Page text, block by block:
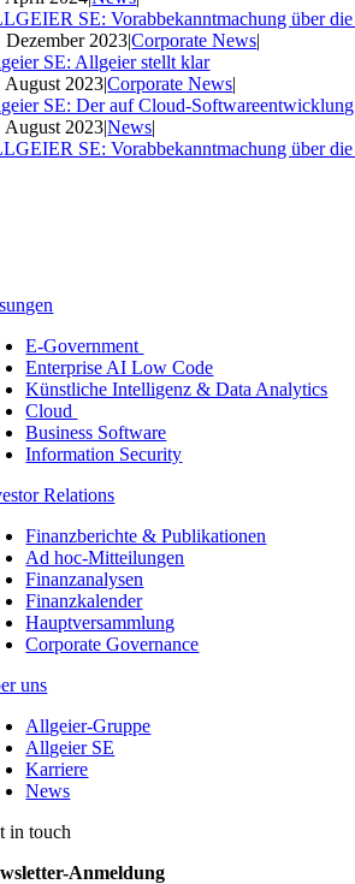
SE: Vorabbekanntmachung über
Dezember 2023|Corporate News|
SE: Allgeier stellt klar
August 2023|Corporate News|
SE: Der auf Cloud-
August 2023|News|
SE: Vorabbekanntmachung über
E-Government
Enterprise AI Low Code
Künstliche Intelligenz & Data Analytics
Cloud
Business Software
Information Security
Relations
Finanzberichte & Publikationen
Ad hoc-Mitteilungen
Finanzanalysen
Finanzkalender
Hauptversammlung
Corporate Governance
uns
Allgeier-Gruppe
Allgeier SE
Karriere
News
in touch
Anmeldung